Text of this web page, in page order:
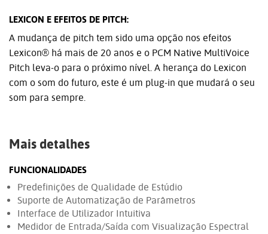
LEXICON E EFEITOS DE PITCH:
A mudança de pitch tem sido uma opção nos efeitos
Lexicon® há mais de 20 anos e o PCM Native MultiVoice
Pitch leva-o para o próximo nível. A herança do Lexicon
com o som do futuro, este é um plug-in que mudará o seu
som para sempre.
Mais detalhes
FUNCIONALIDADES
Predefinições de Qualidade de Estúdio
Suporte de Automatização de Parâmetros
Interface de Utilizador Intuitiva
Medidor de Entrada/Saída com Visualização Espectral